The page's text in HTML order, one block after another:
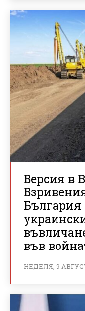
Версия в
България
във
НЕДЕЛЯ, 9